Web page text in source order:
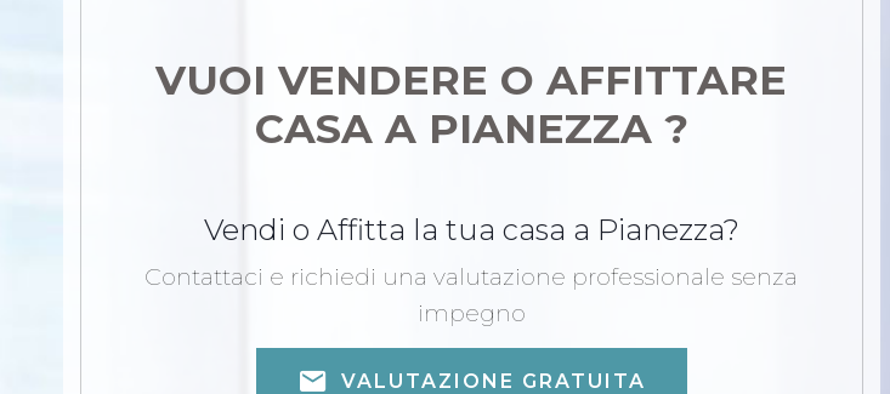
VUOI VENDERE O AFFITTARE
CASA A PIANEZZA ?
Vendi o Affitta la tua casa a Pianezza?
Contattaci e richiedi una valutazione professionale senza
impegno
VALUTAZIONE GRATUITA